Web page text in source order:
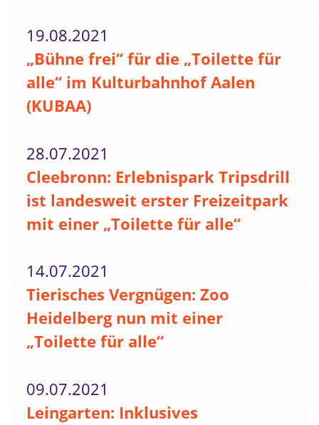
19.08.2021
„Bühne frei“ für die „Toilette für
alle“ im Kulturbahnhof Aalen
(KUBAA)
28.07.2021
Cleebronn: Erlebnispark Tripsdrill
ist landesweit erster Freizeitpark
mit einer „Toilette für alle“
14.07.2021
Tierisches Vergnügen: Zoo
Heidelberg nun mit einer
„Toilette für alle“
09.07.2021
Leingarten: Inklusives